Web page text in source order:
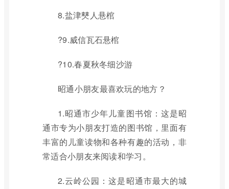
8.盐津僰人悬棺
?9.威信瓦石悬棺
?10.春夏秋冬细沙游
昭通小朋友最喜欢玩的地方？
1.昭通市少年儿童图书馆：这是昭
通市专为小朋友打造的图书馆，里面有
丰富的儿童读物和各种有趣的活动，非
常适合小朋友来阅读和学习。
2.云岭公园：这是昭通市最大的城